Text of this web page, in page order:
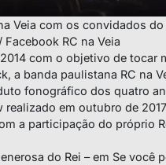
Veia com os convidados
Facebook RC na Veia
com o objetivo de tocar
a banda paulistana RC na
fonográfico dos quatro
em outubro de
a participação do próprio
do Rei – em Se você